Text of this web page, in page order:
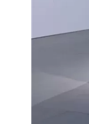
Dizel Sistemler